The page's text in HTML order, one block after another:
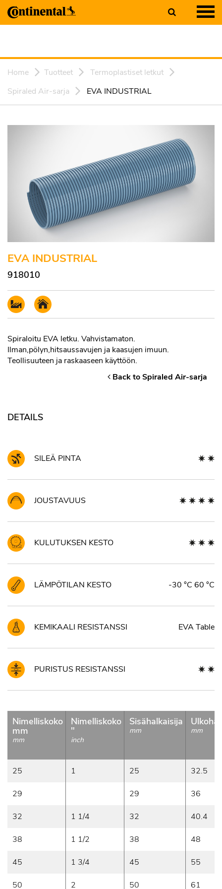
Home Tuotteet
Termoplastiset letkut
Spiraled Air-sarja
EVA INDUSTRIAL
EVA INDUSTRIAL
918010
Spiraloitu EVA letku. Vahvistamaton.
Ilman,pölyn,hitsaussavujen ja kaasujen imuun.
Teollisuuteen ja raskaaseen käyttöön.
Back to Spiraled Air-sarja
DETAILS
SILEÄ PINTA
JOUSTAVUUS
KULUTUKSEN KESTO
LÄMPÖTILAN KESTO -30 °C 60 °C
KEMIKAALI RESISTANSSI EVA Table
PURISTUS RESISTANSSI
Nimelliskoko
mm
mm
Nimelliskoko
"
inch
Sisähalkaisija
mm mm
25 1 25 32.5
29 29 36
32 1 1/4 32 40.4
38 1 1/2 38 48
45 1 3/4 45 55
50 2 50 61